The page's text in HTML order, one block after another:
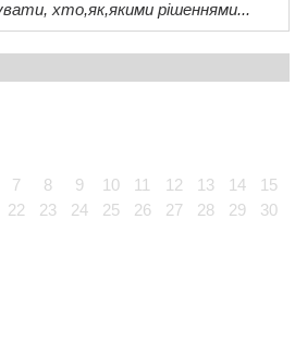
хто,як,якими рішеннями...
7 8 9 10 11 12 13 14
15
22 23 24 25 26 27 28 29
30